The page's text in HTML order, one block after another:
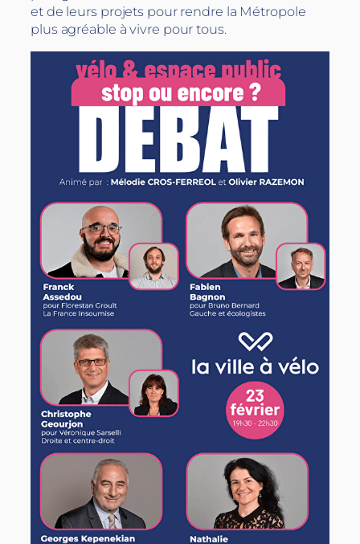
et de leurs projets pour rendre la Métropole
plus agréable à vivre pour tous.